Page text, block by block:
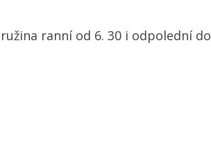
ranní od 6. 30 i odpolední do